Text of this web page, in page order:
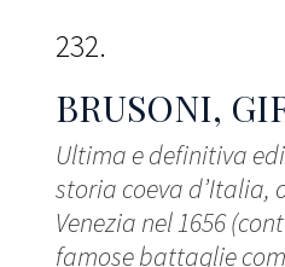
232
BRUSONI,
Ultima e definitiva
storia coeva
Venezia nel 1656
famose battaglie